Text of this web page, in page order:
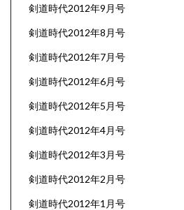
剣道時代2012年9月号
剣道時代2012年8月号
剣道時代2012年7月号
剣道時代2012年6月号
剣道時代2012年5月号
剣道時代2012年4月号
剣道時代2012年3月号
剣道時代2012年2月号
剣道時代2012年1月号